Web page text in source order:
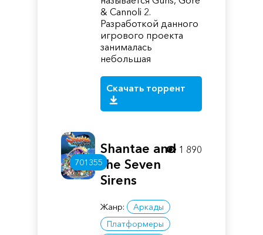
& Cannoli 2.
Разработкой данного
игрового проекта
занималась
небольшая
Скачать торрент
701355
Shantae and
the Seven
Sirens
Жанр:
Аркады
Платформеры
1 890